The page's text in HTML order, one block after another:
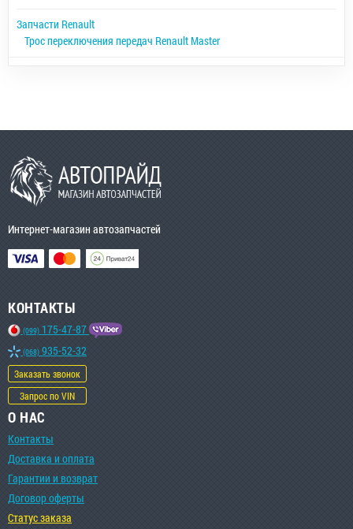
Запчасти Renault
Трос переключения передач Renault Master
Интернет-магазин автозапчастей
КОНТАКТЫ
(099) 175-47-87
(068) 935-52-32
Заказать звонок
Запрос по VIN
О НАС
Контакты
Доставка и оплата
Гарантии и возврат
Договор оферты
Статус заказа